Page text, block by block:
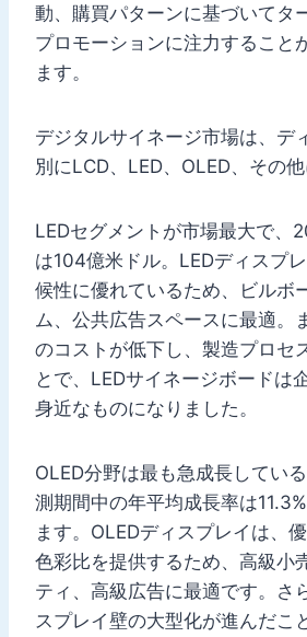
動、購買パターンに基づいてタ
プロモーションに注力すること
ます。
デジタルサイネージ市場は、デ
別にLCD、LED、OLED、その他
LEDセグメントが市場最大で、
は104億米ドル。LEDディスプ
候性に優れているため、ビルボ
ム、公共広告スペースに最適。
のコストが低下し、製造プロセ
とで、LEDサイネージボードは
身近なものになりました。
OLED分野は最も急成長してい
測期間中の年平均成長率は
ます。OLEDディスプレイは、
色彩比を提供するため、高級小
ティ、高級広告に最適です。さ
スプレイ壁の大型化が進んだこ